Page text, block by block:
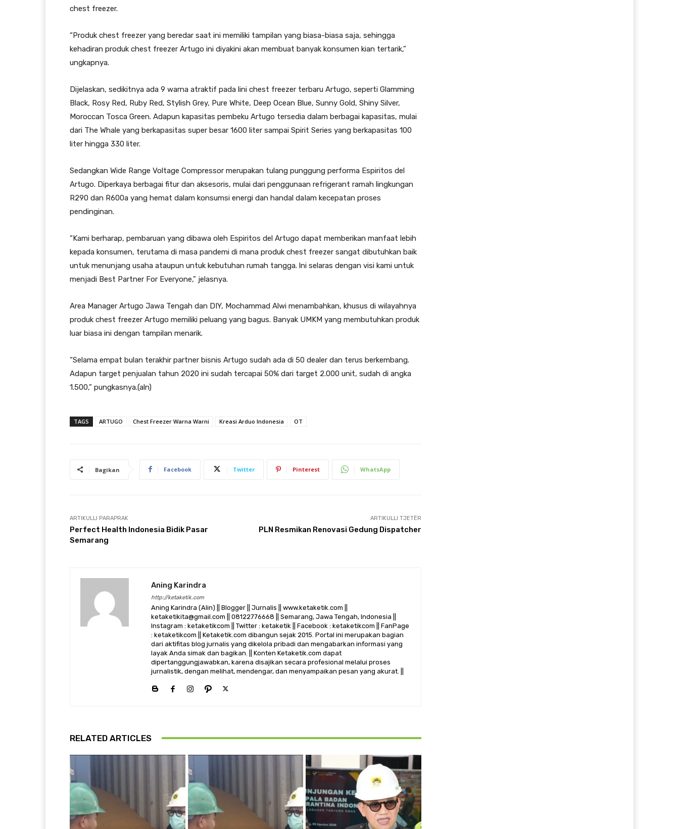
chest freezer.
“Produk chest freezer yang beredar saat ini memiliki tampilan yang biasa-biasa saja, sehingga
kehadiran produk chest freezer Artugo ini diyakini akan membuat banyak konsumen kian tertarik,”
ungkapnya.
Dijelaskan, sedikitnya ada 9 warna atraktif pada lini chest freezer terbaru Artugo, seperti Glamming
Black, Rosy Red, Ruby Red, Stylish Grey, Pure White, Deep Ocean Blue, Sunny Gold, Shiny Silver,
Moroccan Tosca Green. Adapun kapasitas pembeku Artugo tersedia dalam berbagai kapasitas, mulai
dari The Whale yang berkapasitas super besar 1600 liter sampai Spirit Series yang berkapasitas 100
liter hingga 330 liter.
Sedangkan Wide Range Voltage Compressor merupakan tulang punggung performa Espiritos del
Artugo. Diperkaya berbagai fitur dan aksesoris, mulai dari penggunaan refrigerant ramah lingkungan
R290 dan R600a yang hemat dalam konsumsi energi dan handal daIam kecepatan proses
pendinginan.
“Kami berharap, pembaruan yang dibawa oleh Espiritos del Artugo dapat memberikan manfaat lebih
kepada konsumen, terutama di masa pandemi di mana produk chest freezer sangat dibutuhkan baik
untuk menunjang usaha ataupun untuk kebutuhan rumah tangga. lni selaras dengan visi kami untuk
menjadi Best Partner For Everyone,” jelasnya.
Area Manager Artugo Jawa Tengah dan DIY, Mochammad Alwi menambahkan, khusus di wilayahnya
produk chest freezer Artugo memiliki peluang yang bagus. Banyak UMKM yang membutuhkan produk
luar biasa ini dengan tampilan menarik.
“Selama empat bulan terakhir partner bisnis Artugo sudah ada di 50 dealer dan terus berkembang.
Adapun target penjualan tahun 2020 ini sudah tercapai 50% dari target 2.000 unit, sudah di angka
1.500,” pungkasnya.(aln)
TAGS ARTUGO Chest Freezer Warna Warni Kreasi Arduo Indonesia OT
Bagikan Facebook Twitter Pinterest WhatsApp
ARTIKULLI PARAPRAK
Perfect Health Indonesia Bidik Pasar
Semarang
ARTIKULLI TJETËR
PLN Resmikan Renovasi Gedung Dispatcher
Aning Karindra
http://ketaketik.com
Aning Karindra (Alin) || Blogger || Jurnalis || www.ketaketik.com ||
ketaketikita@gmail.com || 08122776668 || Semarang, Jawa Tengah, Indonesia ||
Instagram : ketaketikcom || Twitter : ketaketik || Facebook : ketaketikcom || FanPage
: ketaketikcom || Ketaketik.com dibangun sejak 2015. Portal ini merupakan bagian
dari aktifitas blog jurnalis yang dikelola pribadi dan mengabarkan informasi yang
layak Anda simak dan bagikan. || Konten Ketaketik.com dapat
dipertanggungjawabkan, karena disajikan secara profesional melalui proses
jurnalistik, dengan melihat, mendengar, dan menyampaikan pesan yang akurat. ||
RELATED ARTICLES